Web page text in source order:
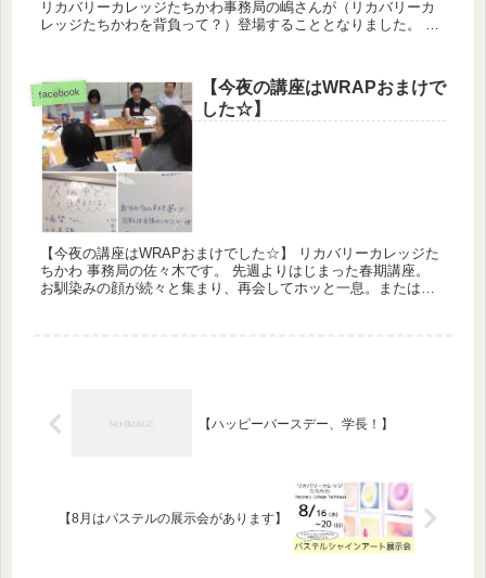
リカバリーカレッジたちかわ事務局の嶋さんが（リカバリーカ
レッジたちかわを背負って？）登場することとなりました。 い
facebook
【今夜の講座はWRAPおまけで
した☆】
【今夜の講座はWRAPおまけでした☆】 リカバリーカレッジた
ちかわ 事務局の佐々木です。 先週よりはじまった春期講座。
お馴染みの顔が続々と集まり、再会してホッと一息。またはじ
【ハッピーバースデー、学長！】
【8月はパステルの展示会があります】